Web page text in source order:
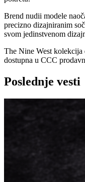
Brend nudii modele
precizno dizajniranim
svom jedinstvenom
The Nine West kolekcija
dostupna u CCC
Poslednje vesti